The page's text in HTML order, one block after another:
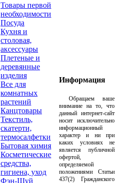
Товары первой
необходимости
Посуда
Кухня и
столовая,
аксессуары
Плетеные и
деревянные
изделия
Все для
комнатных
растений
Канцтовары
Текстиль,
скатерти,
термосалфетки
Бытовая химия
Косметические
средства,
гигиена, уход
Фэн-Шуй
Информация
Обращаем ваше
внимание на то, что
данный интернет-сайт
носит исключительно
информационный
характер и ни при
каких условиях не
является публичной
офертой,
определяемой
положениями Статьи
437(2) Гражданского